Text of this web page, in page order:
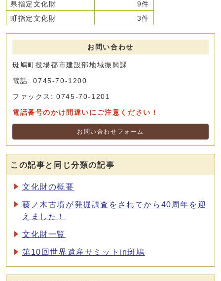
県指定文化財
9件
町指定文化財
3件
お問い合わせ
斑鳩町役場都市建設部地域振興課
電話: 0745-70-1200
ファックス: 0745-70-1201
電話番号のかけ間違いにご注意ください！
お問い合わせフォーム
この記事と同じ分類の記事
文化財の概要
藤ノ木古墳が発掘調査をされてから40周年を迎
えました！
文化財一覧
第10回世界遺産サミットin斑鳩